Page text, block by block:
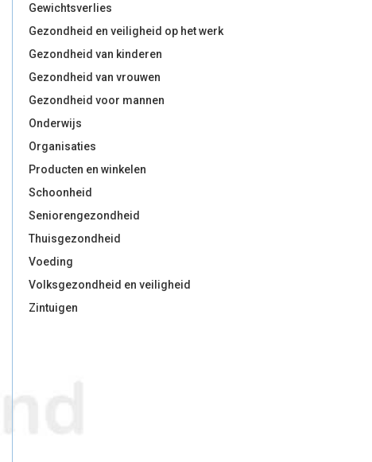
Gewichtsverlies
Gezondheid en veiligheid op het werk
Gezondheid van kinderen
Gezondheid van vrouwen
Gezondheid voor mannen
Onderwijs
Organisaties
Producten en winkelen
Schoonheid
Seniorengezondheid
Thuisgezondheid
Voeding
Volksgezondheid en veiligheid
Zintuigen